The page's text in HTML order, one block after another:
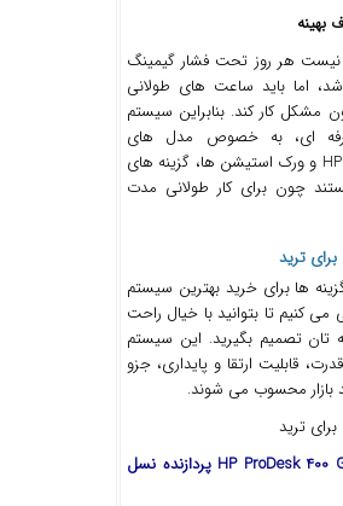
نیست هر روز تحت فشار گیمینگ
اما باید ساعت ‌های طولانی
مشکل کار کند. بنابراین سیستم
ای، به ‌خصوص مدل‌ های
سازمانی HP، Lenovo و ورک ‌استیشن ‌ها، گزینه‌ های
چون برای کار طولانی‌ مدت
ترید
‌ها برای خرید بهترین سیستم
می‌ کنیم تا بتوانید با خیال راحت
‌تان تصمیم بگیرید. این سیستم
قابلیت ارتقا و پایداری، جزو
بازار محسوب می ‌شوند.
1.کیس استوک HP ProDesk 400 G7 پردازنده نسل